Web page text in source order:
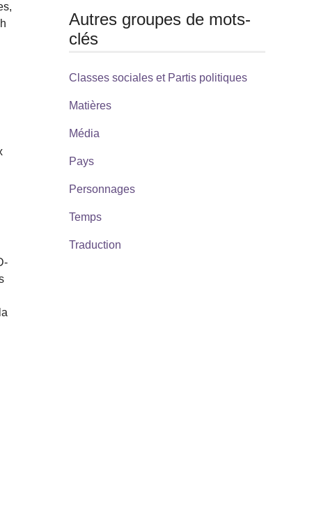
Autres groupes de mots-
clés
Classes sociales et Partis politiques
Matières
Média
Pays
Personnages
Temps
Traduction